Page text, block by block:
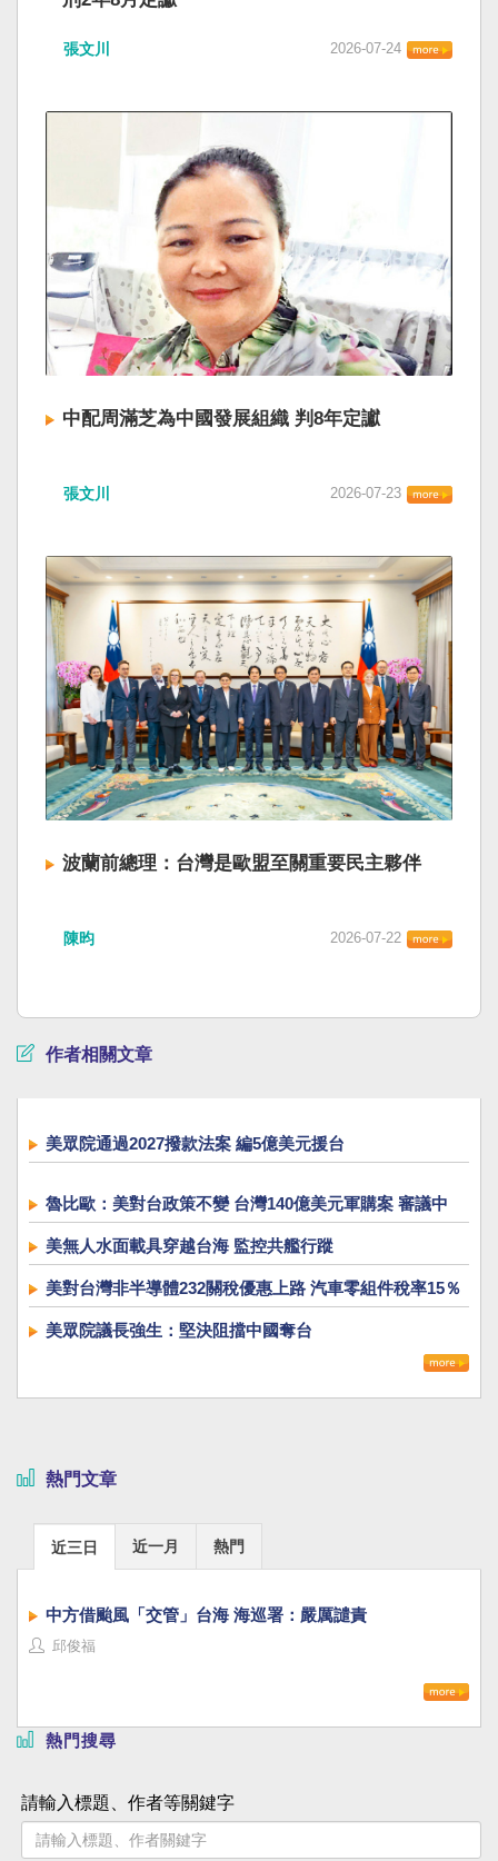
張文川 2026-07-24
中配周滿芝為中國發展組織 判8年定讞
張文川 2026-07-23
波蘭前總理：台灣是歐盟至關重要民主夥伴
陳昀 2026-07-22
作者相關文章
美眾院通過2027撥款法案 編5億美元援台
魯比歐：美對台政策不變 台灣140億美元軍購案 審議中
美無人水面載具穿越台海 監控共艦行蹤
美對台灣非半導體232關稅優惠上路 汽車零組件稅率15％
美眾院議長強生：堅決阻擋中國奪台
熱門文章
近三日 近一月 熱門
中方借颱風「交管」台海 海巡署：嚴厲譴責
邱俊福
熱門搜尋
請輸入標題、作者等關鍵字